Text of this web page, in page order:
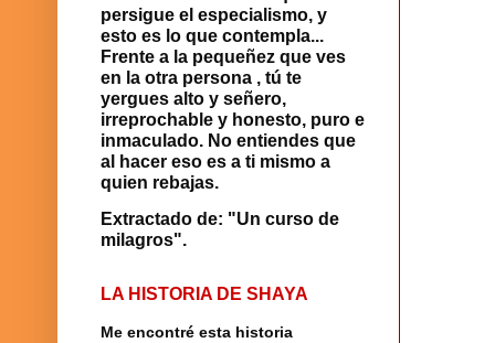
persigue el especialismo, y
esto es lo que contempla...
Frente a la pequeñez que ves
en la otra persona , tú te
yergues alto y señero,
irreprochable y honesto, puro e
inmaculado. No entiendes que
al hacer eso es a ti mismo a
quien rebajas.
Extractado de: "Un curso de
milagros".
LA HISTORIA DE SHAYA
Me encontré esta historia